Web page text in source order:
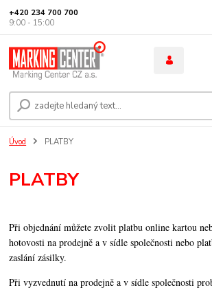
+420 234 700 700
9:00 - 15:00
Úvod PLATBY
PLATBY
Při objednání můžete zvolit platbu online kartou
hotovosti na prodejně a v sídle společnosti nebo
zaslání zásilky.
Při vyzvednutí na prodejně a v sídle společnosti